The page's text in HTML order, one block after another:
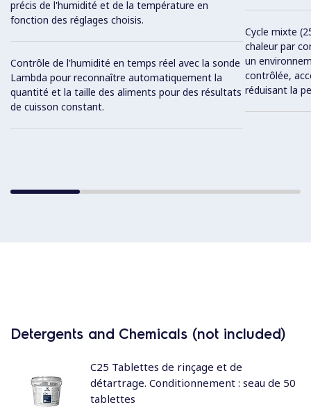
précis de l'humidité et de la température en
fonction des réglages choisis.
Contrôle de l'humidité en temps réel avec la sonde
Lambda pour reconnaître automatiquement la
quantité et la taille des aliments pour des résultats
de cuisson constant.
Cycle mixte
chaleur par
un
contrôlée,
réduisant la
Detergents and Chemicals (not included)
C25 Tablettes de rinçage et de
détartrage. Conditionnement : seau de 50
tablettes